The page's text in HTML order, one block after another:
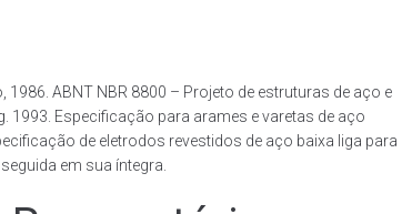
ABNT NBR 8800 – Projeto de estruturas de aço e
1993. Especificação para arames e varetas de aço
de eletrodos revestidos de aço baixa liga para
em sua íntegra.